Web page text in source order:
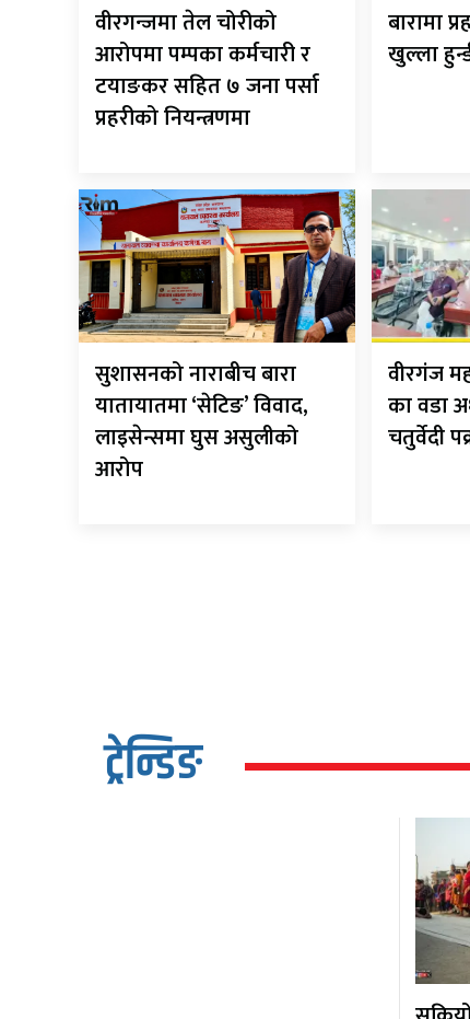
वीरगन्जमा तेल चोरीको
आरोपमा पम्पका कर्मचारी र
टयाङकर सहित ७ जना पर्सा
प्रहरीको नियन्त्रणमा
बारामा
खुल्ला
सुशासनको नाराबीच बारा
यातायातमा ‘सेटिङ’ विवाद,
लाइसेन्समा घुस असुलीको
आरोप
वीरगंज
का वडा
चतुर्वेदी
ट्रेन्डिङ